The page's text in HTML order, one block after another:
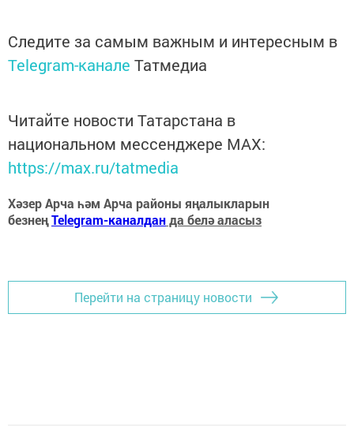
Следите за самым важным и интересным в
Telegram-канале Татмедиа
Читайте новости Татарстана в
национальном мессенджере MАХ:
https://max.ru/tatmedia
Хәзер Арча һәм Арча районы яңалыкларын
безнеңTelegram-каналданда белә аласыз
Перейти на страницу новости